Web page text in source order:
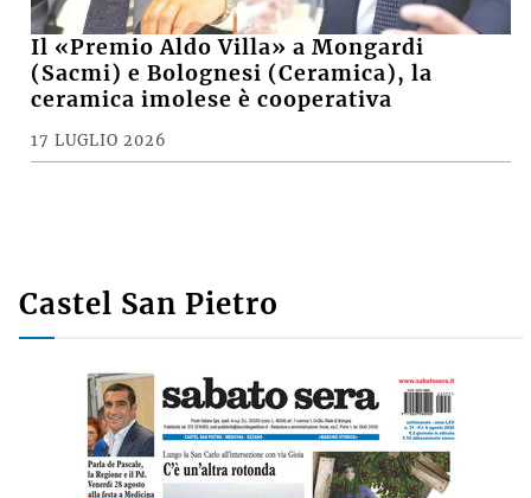
Il «Premio Aldo Villa» a Mongardi
(Sacmi) e Bolognesi (Ceramica), la
ceramica imolese è cooperativa
17 LUGLIO 2026
Castel San Pietro